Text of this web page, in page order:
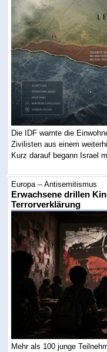
Die IDF warnte die
Zivilisten aus einem
Kurz darauf begann Israel
Europa -- Antisemitismus
Erwachsene drillen
Terrorverklärung
Mehr als 100 junge